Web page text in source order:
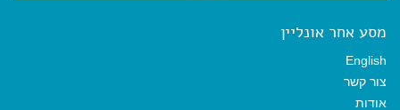
מסע אחר אונליין
English
צור קשר
אודות